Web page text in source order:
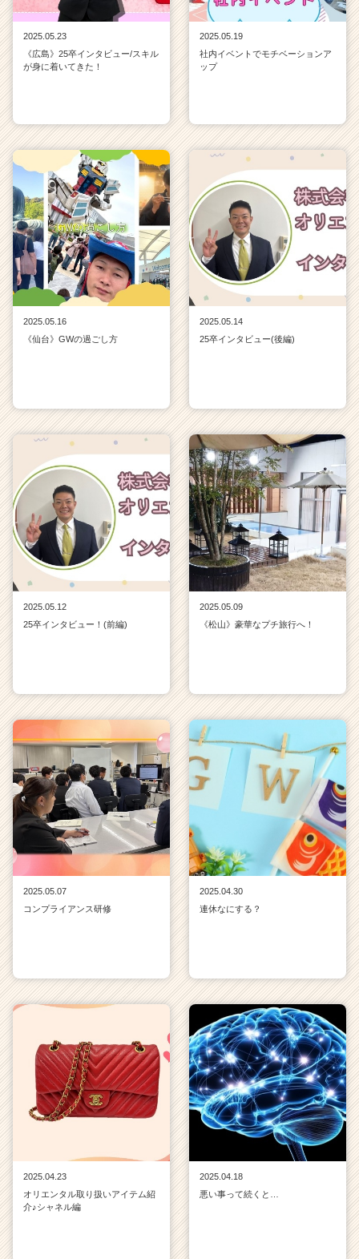
2025.05.23
《広島》25卒インタビュー/スキル
が身に着いてきた！
2025.05.19
社内イベントでモチベーションア
ップ
2025.05.16
《仙台》GWの過ごし方
2025.05.14
25卒インタビュー(後編)
2025.05.12
25卒インタビュー！(前編)
2025.05.09
《松山》豪華なプチ旅行へ！
2025.05.07
コンプライアンス研修
2025.04.30
連休なにする？
2025.04.23
オリエンタル取り扱いアイテム紹
介♪シャネル編
2025.04.18
悪い事って続くと…